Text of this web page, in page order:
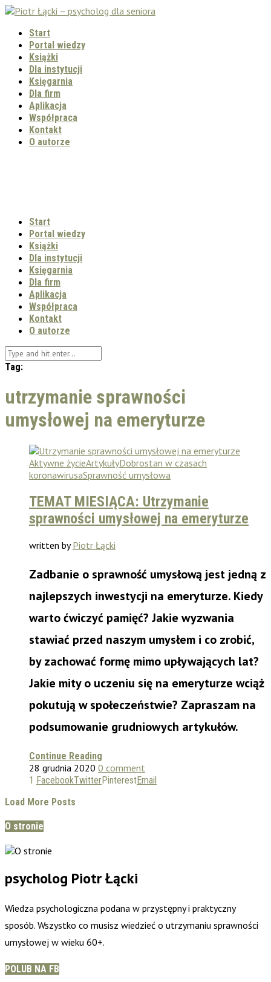
Start
Portal wiedzy
Książki
Dla instytucji
Księgarnia
Dla firm
Aplikacja
Współpraca
Kontakt
O autorze
Start
Portal wiedzy
Książki
Dla instytucji
Księgarnia
Dla firm
Aplikacja
Współpraca
Kontakt
O autorze
Tag:
utrzymanie sprawności
umysłowej na emeryturze
Aktywne życieArtykułyDobrostan w czasach
koronawirusaSprawność umysłowa
TEMAT MIESIĄCA: Utrzymanie
sprawności umysłowej na emeryturze
written byPiotr Łącki
Zadbanie o sprawność umysłową jest jedną z
najlepszych inwestycji na emeryturze. Kiedy
warto ćwiczyć pamięć? Jakie wyzwania
stawiać przed naszym umysłem i co zrobić,
by zachować formę mimo upływających lat?
Jakie mity o uczeniu się na emeryturze wciąż
pokutują w społeczeństwie? Zapraszam na
podsumowanie grudniowych artykułów.
Continue Reading
28 grudnia 2020 0 comment
1 FacebookTwitterPinterestEmail
Load More Posts
O stronie
psycholog Piotr Łącki
Wiedza psychologiczna podana w przystępny i praktyczny
sposób. Wszystko co musisz wiedzieć o utrzymaniu sprawności
umysłowej w wieku 60+.
POLUB NA FB